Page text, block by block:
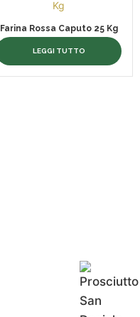
Farina Rossa Caputo 25 Kg
LEGGI TUTTO